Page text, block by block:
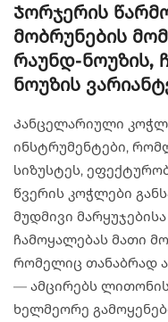
Ჯორჯერის
მობრუნების
რაუნდ-ნოუზის,
ნოუზის
Კანცელარიული
ინსტრუმენტები,
სიზუსტეს,
წვერის კოჭლები
მუდმივი
ჩამოყალებას მათი
რომელიც თანაბრად
— ამცირებს
ხელმეორე